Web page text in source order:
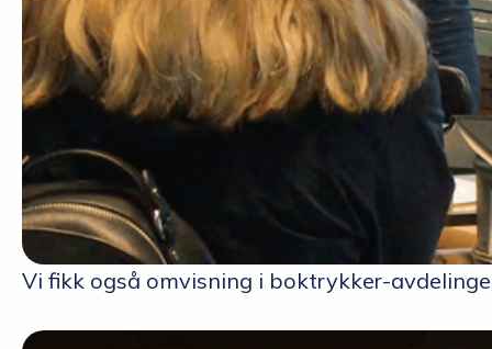
Vi fikk også omvisning i boktrykker-